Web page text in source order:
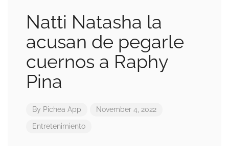
Natti Natasha la
acusan de pegarle
cuernos a Raphy
Pina
By Pichea App November 4, 2022
Entretenimiento